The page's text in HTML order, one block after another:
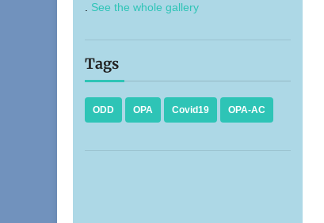
See the whole gallery
Tags
ODD OPA Covid19 OPA-AC